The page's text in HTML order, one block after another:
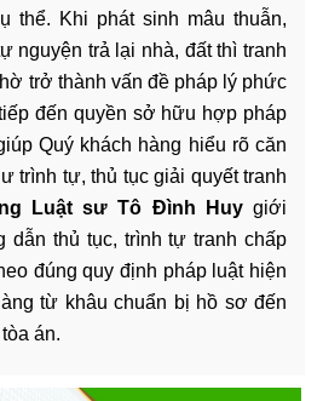
thể. Khi phát sinh mâu thuẫn,
nguyện trả lại nhà, đất thì tranh
trở thành vấn đề pháp lý phức
đến quyền sở hữu hợp pháp
Quý khách hàng hiểu rõ căn
trình tự, thủ tục giải quyết tranh
Luật sư Tô Đình Huygiới
dẫn thủ tục, trình tự tranh chấp
đúng quy định pháp luật hiện
từ khâu chuẩn bị hồ sơ đến
án.